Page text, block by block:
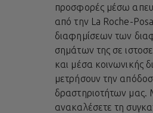
προσφορές μέσω
από την La Roche-
διαφημίσεων των
σημάτων της σε
και μέσα κοινωνικής
μετρήσουν την
δραστηριοτήτων μας.
ανακαλέσετε τη